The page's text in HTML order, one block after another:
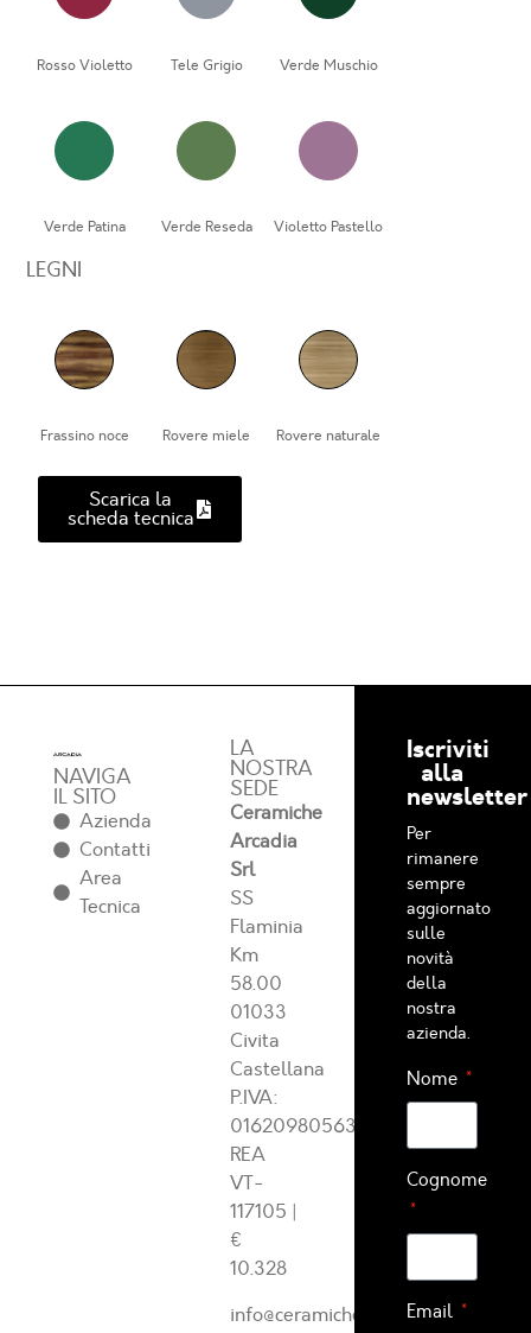
Rosso Violetto Tele Grigio Verde Muschio
Verde Patina Verde Reseda Violetto Pastello
LEGNI
Frassino noce Rovere miele Rovere naturale
Scarica la
scheda tecnica
NAVIGA
IL SITO
Azienda
Contatti
Area
Tecnica
LA
NOSTRA
SEDE
Ceramiche
Arcadia
Srl
SS
Flaminia
Km
58.00
01033
Civita
Castellana
P.IVA:
01620980563
REA
VT-
117105 |
€
10.328
info@ceramichearcadia.com
Iscriviti
alla
newsletter
Per
rimanere
sempre
aggiornato
sulle
novità
della
nostra
azienda.
Nome
Cognome
Email